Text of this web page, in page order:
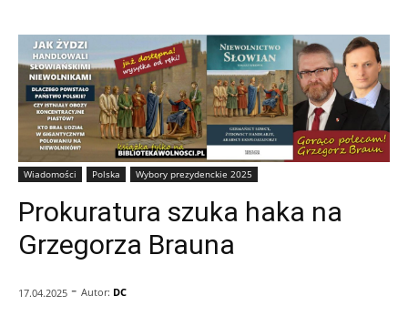
Wiadomości Polska Wybory prezydenckie 2025
Prokuratura szuka haka na
Grzegorza Brauna
17.04.2025 - Autor: DC